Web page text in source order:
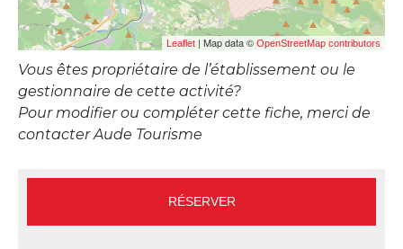
Leaflet | Map data © OpenStreetMap contributors
Vous êtes propriétaire de l’établissement ou le
gestionnaire de cette activité?
Pour modifier ou compléter cette fiche, merci de
contacter Aude Tourisme
RÉSERVER